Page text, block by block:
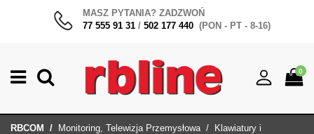
MASZ PYTANIA? ZADZWOŃ
77 555 91 31 / 502 177 440 (PON - PT - 8-16)
0
RBCOM Monitoring, Telewizja Przemysłowa
Klawiatury i